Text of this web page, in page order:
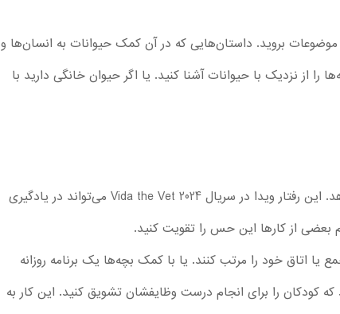
موضوعات بروید. داستان‌هایی که در آن کمک حیوانات به انسان‌ها و
از نزدیک با حیوانات آشنا کنید. یا اگر حیوان خانگی دارید با
ویدا مسئول مراقبت و درمان حیوانات است و وظیفۀ خود را به خوبی انجام می‌دهد. این رفتار ویدا در سریال Vida the Vet 2024 می‌تواند در یادگیری
بعضی از کارها این حس را تقویت کنید.
یا اتاق خود را مرتب کنند. یا با کمک بچه‌ها یک برنامه روزانه
که کودکان را برای انجام درست وظایفشان تشویق کنید. این کار به